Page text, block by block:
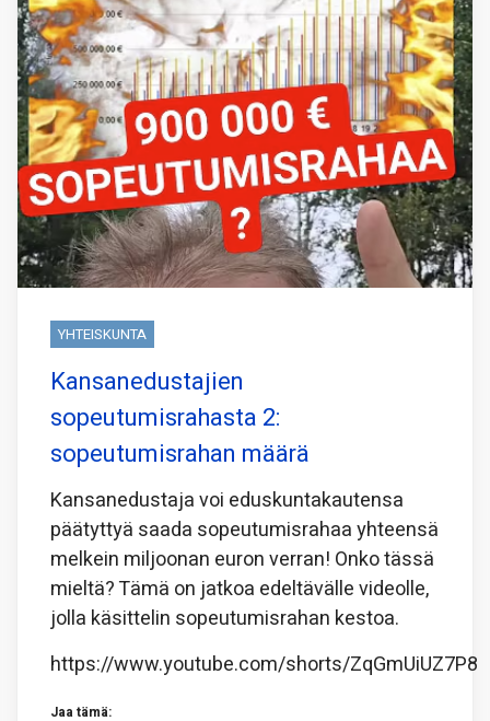
YHTEISKUNTA
Kansanedustajien
sopeutumisrahasta 2:
sopeutumisrahan määrä
Kansanedustaja voi eduskuntakautensa
päätyttyä saada sopeutumisrahaa yhteensä
melkein miljoonan euron verran! Onko tässä
mieltä? Tämä on jatkoa edeltävälle videolle,
jolla käsittelin sopeutumisrahan kestoa.
https://www.youtube.com/shorts/ZqGmUiUZ7P8
Jaa tämä: